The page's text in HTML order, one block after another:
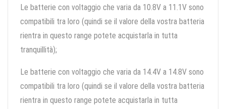
Le batterie con voltaggio che varia da 10.8V a 11.1V sono
compatibili tra loro (quindi se il valore della vostra batteria
rientra in questo range potete acquistarla in tutta
tranquillità);
Le batterie con voltaggio che varia da 14.4V a 14.8V sono
compatibili tra loro (quindi se il valore della vostra batteria
rientra in questo range potete acquistarla in tutta